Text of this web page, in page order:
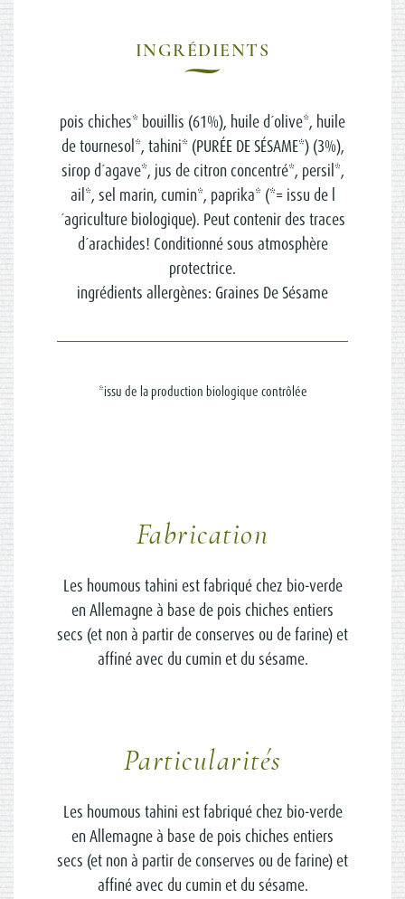
INGRÉDIENTS
pois chiches* bouillis (61%), huile d´olive*, huile
de tournesol*, tahini* (PURÉE DE SÉSAME*) (3%),
sirop d´agave*, jus de citron concentré*, persil*,
ail*, sel marin, cumin*, paprika* (*= issu de l
´agriculture biologique). Peut contenir des traces
d´arachides! Conditionné sous atmosphère
protectrice.
ingrédients allergènes: Graines De Sésame
*issu de la production biologique contrôlée
Fabrication
Les houmous tahini est fabriqué chez bio-verde
en Allemagne à base de pois chiches entiers
secs (et non à partir de conserves ou de farine) et
affiné avec du cumin et du sésame.
Particularités
Les houmous tahini est fabriqué chez bio-verde
en Allemagne à base de pois chiches entiers
secs (et non à partir de conserves ou de farine) et
affiné avec du cumin et du sésame.